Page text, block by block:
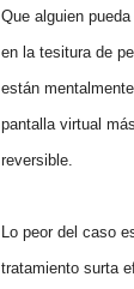
Que alguien
en la tesitura de
están
pantalla virtual
reversible.
Lo peor del caso
tratamiento surta